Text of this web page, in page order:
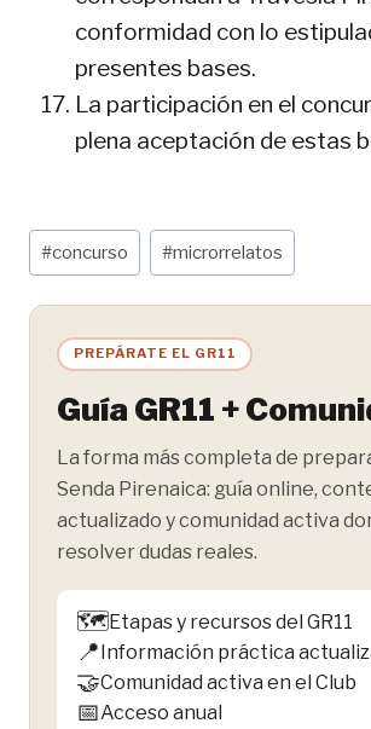
conformidad con lo
presentes bases.
La participación en el
plena aceptación de estas
Etiquetas
de
la
entrada:
#concurso #microrrelatos
PREPÁRATE EL GR11
Guía GR11 +
La forma más completa de
Senda Pirenaica: guía online,
actualizado y comunidad activa
resolver dudas reales.
🗺️Etapas y recursos del GR11
📍Información práctica
🤝Comunidad activa en el Club
📅Acceso anual